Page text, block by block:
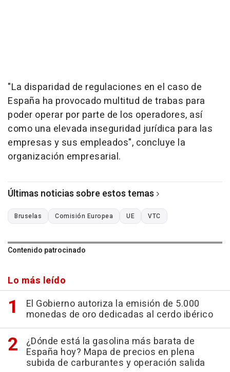
"La disparidad de regulaciones en el caso de
España ha provocado multitud de trabas para
poder operar por parte de los operadores, así
como una elevada inseguridad jurídica para las
empresas y sus empleados", concluye la
organización empresarial.
Últimas noticias sobre estos temas
Bruselas Comisión Europea UE VTC
Contenido patrocinado
Lo más leído
El Gobierno autoriza la emisión de 5.000
monedas de oro dedicadas al cerdo ibérico
¿Dónde está la gasolina más barata de
España hoy? Mapa de precios en plena
subida de carburantes y operación salida